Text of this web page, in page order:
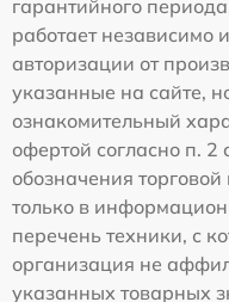
гарантийного
работает независимо
авторизации от
указанные на сайте,
ознакомительный
офертой согласно п.
обозначения
только в
перечень техники, с
организация не
указанных товарных